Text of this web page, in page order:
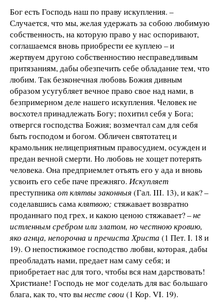
Бог есть Господь наш по праву искупления. –
Случается, что мы, желая удержать за собою любимую
собственность, на которую право у нас оспоривают,
соглашаемся вновь приобрести ее куплею – и
жертвуем другою собственностию несправедливым
притязаниям, дабы обезпечить себе обладание тем, что
любим. Так безконечная любовь Божия дивным
образом усугубляет вечное право свое над нами, в
безпримерном деле нашего искупления. Человек не
восхотел принадлежать Богу; похитил себя у Бога;
отвергся господства Божия; возмечтал сам для себя
быть господом и богом. Обличен святотатец и
крамольник нелицеприятным правосудием, осужден и
предан вечной смерти. Но любовь не хощет потерять
человека. Она предприемлет отъять его у ада и вновь
усвоить его себе паче прежняго. Искупляет
преступникаот клятвы законныя (Гал. III. 13), и как? –
соделавшись самаклятвою; стяжавает возвратно
проданнаго под грех, и какою ценою стяжавает? –не
истленным сребром или златом, но честною кровию,
яко агнца, непорочна и пречиста Христа (1 Пет. I. 18 и
19). О непостижимое господство любви, которая, дабы
преобладать нами, предает нам саму себя; и
приобретает нас для того, чтобы вся нам дарствовать!
Христиане! Господь не мог соделать для вас большаго
блага, как то, что вынесте свои (1 Кор. VI. 19).